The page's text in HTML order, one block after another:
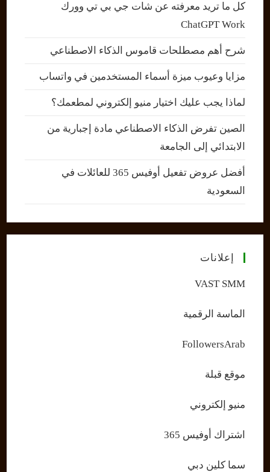
كل ما تريد معرفته عن شات جي بي تي وورك
ChatGPT Work
شرح أهم مصطلحات قاموس الذكاء الاصطناعي
مزايا وعيوب ميزة أسماء المستخدمين في واتساب
لماذا يجب عليك اختيار منيو إلكتروني لمطعمك؟
الصين تفرض الذكاء الاصطناعي مادة إجبارية من
الابتدائي إلى الجامعة
أفضل عروض تفعيل أوفيس 365 للعائلات في
السعودية
إعلانات
VAST SMM
الماسة الرقمية
FollowersArab
موقع قبلة
منيو إلكتروني
اشتراك أوفيس 365
سما كلين دبي